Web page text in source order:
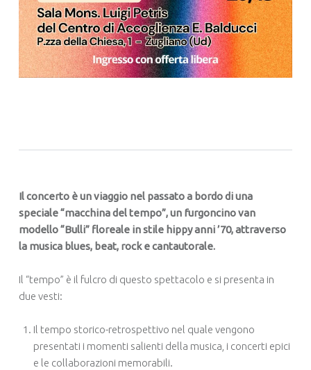
Il concerto è un viaggio nel passato a bordo di una
speciale “macchina del tempo”, un furgoncino van
modello “Bulli” floreale in stile hippy anni ’70, attraverso
la musica blues, beat, rock e cantautorale.
Il “tempo” è il fulcro di questo spettacolo e si presenta in
due vesti:
Il tempo storico-retrospettivo nel quale vengono
presentati i momenti salienti della musica, i concerti epici
e le collaborazioni memorabili.